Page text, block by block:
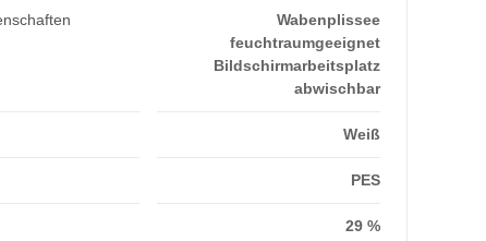
Wabenplissee
feuchtraumgeeignet
Bildschirmarbeitsplatz
abwischbar
Weiß
PES
29 %